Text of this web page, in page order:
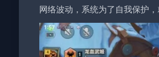
网络波动，系统为了自我保护